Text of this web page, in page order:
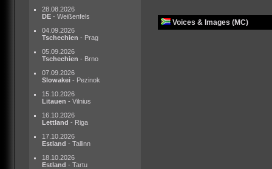
28.08.2026
DE - Weißenfels
04.09.2026
Tschechien - Prag
05.09.2026
Tschechien - Brno
07.09.2026
Slowakei - Pezinok
15.10.2026
Litauen - Vilnius
16.10.2026
Lettland - Riga
17.10.2026
Estland - Tallinn
18.10.2026
Estland - Tartu
Voices & Images (MC)